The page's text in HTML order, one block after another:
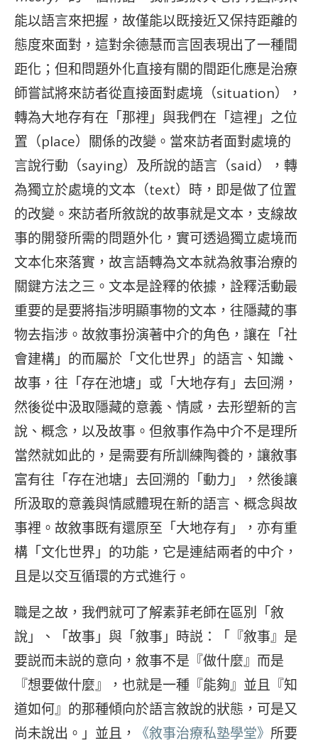
能以語言來把握，故僅能以既接近又保持距離的
態度來面對，這對余德慧而言固表現出了一種間
距化；但和問題外化直接有關的間距化應是治療
師嘗試將來訪者從直接面對處境（situation），
轉為大地存有在「那裡」與我們在「這裡」之位
置（place）關係的改變。當來訪者面對處境的
言說行動（saying）及所說的語言（said），轉
為獨立於處境的文本（text）時，即是做了位置
的改變。來訪者所敘說的故事就是文本，支線故
事的開發所需的問題外化，實可透過獨立處境而
文本化來落實，故言語轉為文本就為敘事治療的
關鍵方法之三。文本是詮釋的依據，詮釋活動最
重要的是要將指涉明顯事物的文本，往隱藏的事
物去指涉。故敘事扮演著中介的角色，讓在「社
會建構」的而屬於「文化世界」的語言、知識、
故事，往「存在池塘」或「大地存有」去回溯，
然後從中汲取隱藏的意義、情感，去形塑新的言
說、概念，以及故事。但敘事作為中介不是理所
當然就如此的，是需要有所訓練陶養的，讓敘事
富有往「存在池塘」去回溯的「動力」，然後讓
所汲取的意義與情感體現在新的語言、概念與故
事裡。故敘事既有還原至「大地存有」，亦有重
構「文化世界」的功能，它是連結兩者的中介，
且是以交互循環的方式進行。
職是之故，我們就可了解素菲老師在區別「敘
說」、「故事」與「敘事」時説：「『敘事』是
要説而未説的意向，敘事不是『做什麼』而是
『想要做什麼』，也就是一種『能夠』並且『知
道如何』的那種傾向於語言敘說的狀態，可是又
尚未說出。」並且，
《敘事治療私塾學堂》 所要